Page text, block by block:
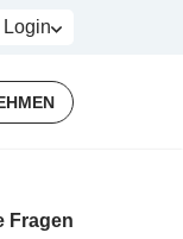
Login
Fragen